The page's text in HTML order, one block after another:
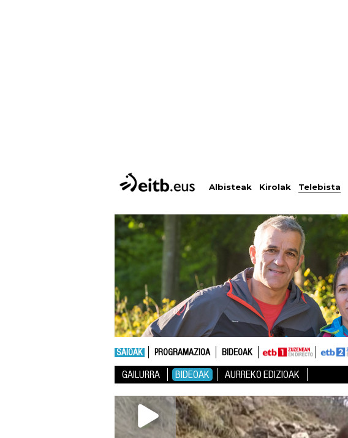
Albisteak Kirolak Telebista
SAIOAK PROGRAMAZIOA BIDEOAK
GAILURRA BIDEOAK AURREKO EDIZIOAK